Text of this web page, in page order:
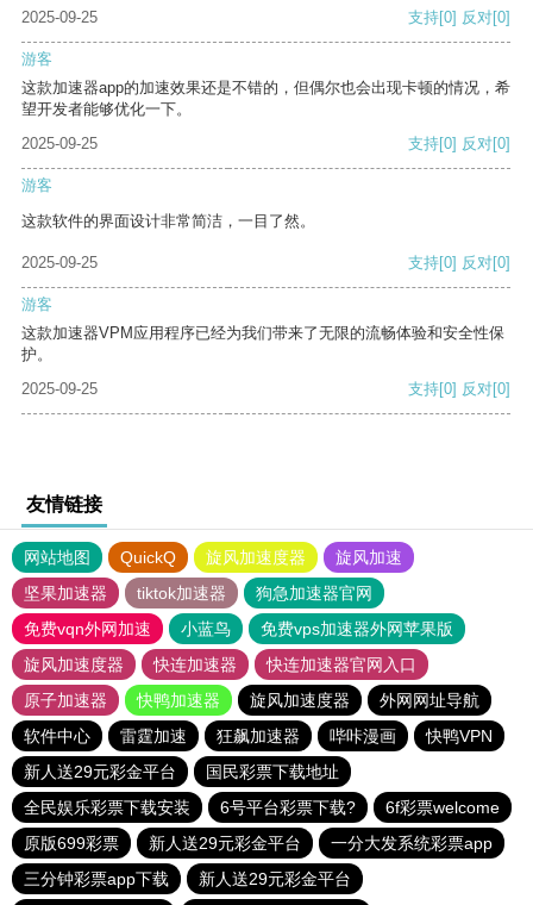
2025-09-25
支持[0] 反对[0]
游客
这款加速器app的加速效果还是不错的，但偶尔也会出现卡顿的情况，希
望开发者能够优化一下。
2025-09-25
支持[0] 反对[0]
游客
这款软件的界面设计非常简洁，一目了然。
2025-09-25 支持[0] 反对[0]
游客
这款加速器VPM应用程序已经为我们带来了无限的流畅体验和安全性保
护。
2025-09-25
支持[0] 反对[0]
友情链接
网站地图 QuickQ 旋风加速度器
旋风加速
坚果加速器
tiktok加速器
狗急加速器官网
免费vqn外网加速
小蓝鸟
免费vps加速器外网苹果版
旋风加速度器
快连加速器
快连加速器官网入口
原子加速器
快鸭加速器 旋风加速度器
外网网址导航
软件中心
雷霆加速 狂飙加速器 哔咔漫画
快鸭VPN
新人送29元彩金平台
国民彩票下载地址
全民娱乐彩票下载安装
6号平台彩票下载?
6f彩票welcome
原版699彩票
新人送29元彩金平台
一分大发系统彩票app
三分钟彩票app下载
新人送29元彩金平台